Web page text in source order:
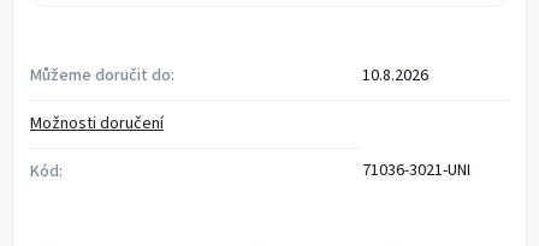
Můžeme doručit do:
10.8.2026
Možnosti doručení
Kód:
71036-3021-UNI